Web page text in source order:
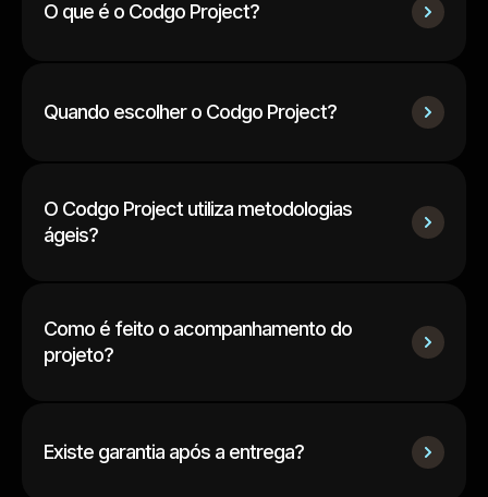
O que é o Codgo Project?
Quando escolher o Codgo Project?
O Codgo Project utiliza metodologias
ágeis?
Como é feito o acompanhamento do
projeto?
Existe garantia após a entrega?